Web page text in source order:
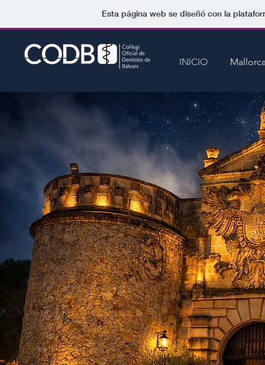
Esta página web se diseñó con la
INICIO